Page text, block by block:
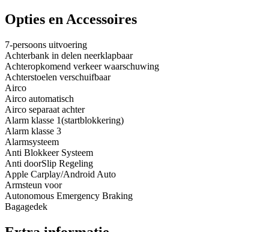
Opties en Accessoires
7-persoons uitvoering
Achterbank in delen neerklapbaar
Achteropkomend verkeer waarschuwing
Achterstoelen verschuifbaar
Airco
Airco automatisch
Airco separaat achter
Alarm klasse 1(startblokkering)
Alarm klasse 3
Alarmsysteem
Anti Blokkeer Systeem
Anti doorSlip Regeling
Apple Carplay/Android Auto
Armsteun voor
Autonomous Emergency Braking
Bagagedek